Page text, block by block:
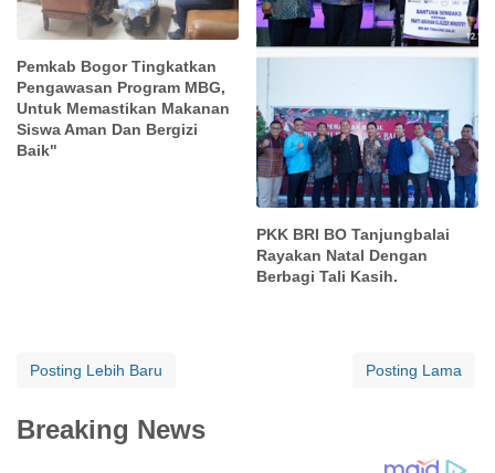
Pemkab Bogor Tingkatkan
Pengawasan Program MBG,
Untuk Memastikan Makanan
Siswa Aman Dan Bergizi
Baik"
PKK BRI BO Tanjungbalai
Rayakan Natal Dengan
Berbagi Tali Kasih.
Posting Lebih Baru Posting Lama
Breaking News